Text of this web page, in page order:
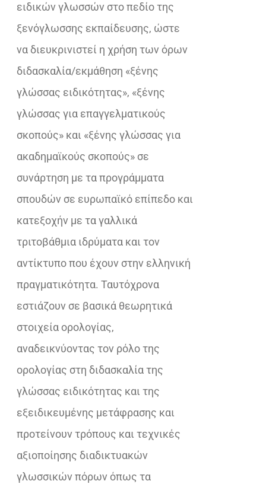
ειδικών γλωσσών στο πεδίο της
ξενόγλωσσης εκπαίδευσης, ώστε
να διευκρινιστεί η χρήση των όρων
διδασκαλία/εκμάθηση «ξένης
γλώσσας ειδικότητας», «ξένης
γλώσσας για επαγγελματικούς
σκοπούς» και «ξένης γλώσσας για
ακαδημαϊκούς σκοπούς» σε
συνάρτηση με τα προγράμματα
σπουδών σε ευρωπαϊκό επίπεδο και
κατεξοχήν με τα γαλλικά
τριτοβάθμια ιδρύματα και τον
αντίκτυπο που έχουν στην ελληνική
πραγματικότητα. Ταυτόχρονα
εστιάζουν σε βασικά θεωρητικά
στοιχεία ορολογίας,
αναδεικνύοντας τον ρόλο της
ορολογίας στη διδασκαλία της
γλώσσας ειδικότητας και της
εξειδικευμένης μετάφρασης και
προτείνουν τρόπους και τεχνικές
αξιοποίησης διαδικτυακών
γλωσσικών πόρων όπως τα